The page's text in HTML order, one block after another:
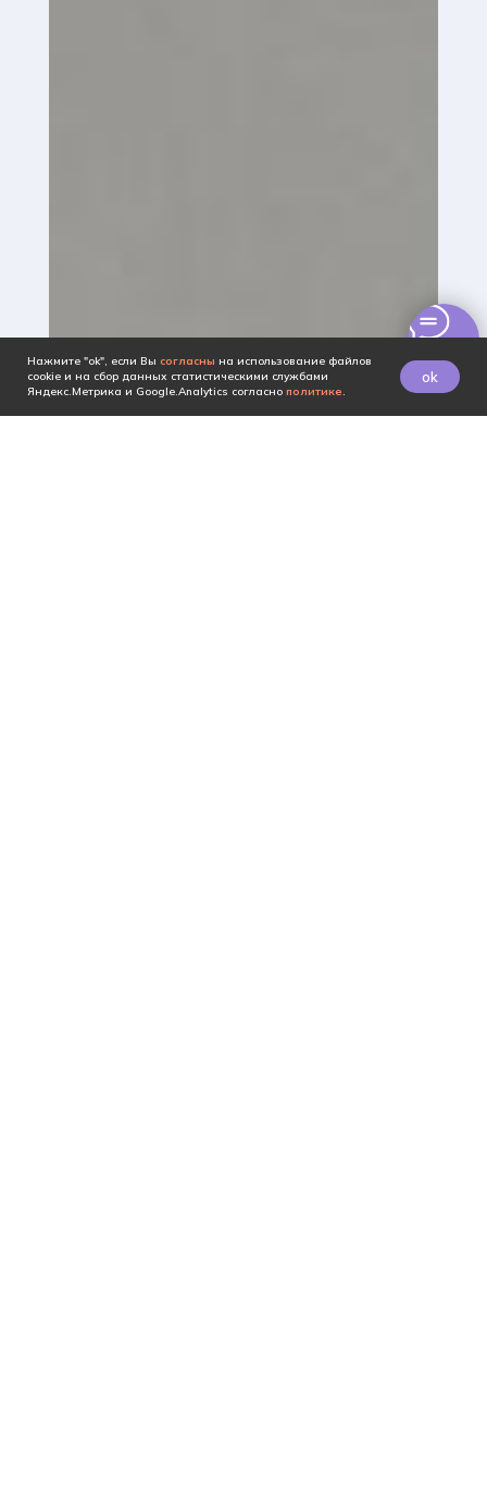
Нажмите "ok", если Вы согласны на использование файлов
cookie и на сбор данных статистическими службами
Яндекс.Метрика и Google.Analytics согласно политике.
ok